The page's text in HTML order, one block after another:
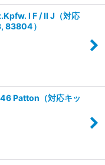
I F / II J（対応
83804）
Patton（対応キッ